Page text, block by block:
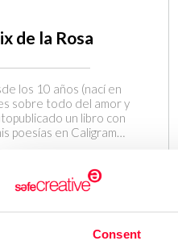
Consent
de la Rosa
los 10 años (nací en
sobre todo del amor y
un libro con
poesías en Caligrama
Sigo escribiendo y
en Safe Creative. Un
aquí.
Seguir